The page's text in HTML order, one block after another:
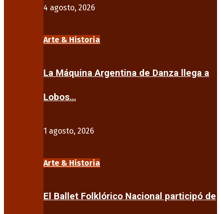
4 agosto, 2026
Arte & Historia
La Máquina Argentina de Danza llega a
Lobos…
1 agosto, 2026
Arte & Historia
El Ballet Folklórico Nacional participó de